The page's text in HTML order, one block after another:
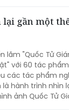
diễn, nghiên cứu
gần một
lãm "Quốc Tử
với 60 tác
các tác phẩm
là hành trình nhìn
ảnh Quốc Tử